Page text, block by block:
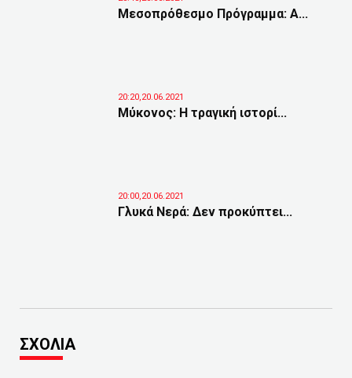
Μεσοπρόθεσμο Πρόγραμμα: Α...
20:20,20.06.2021
Μύκονος: Η τραγική ιστορί...
20:00,20.06.2021
Γλυκά Νερά: Δεν προκύπτει...
ΣΧΟΛΙΑ